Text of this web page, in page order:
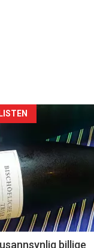
billige